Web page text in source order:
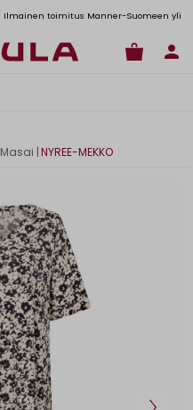
Ilmainen toimitus Manner-Suomeen yli
Masai |NYREE-MEKKO